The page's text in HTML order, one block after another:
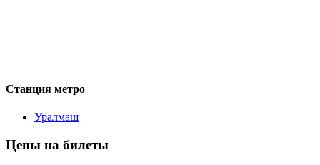
Станция метро
Уралмаш
Цены на билеты